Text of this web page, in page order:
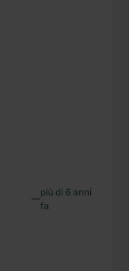
—più di 6 anni
fa